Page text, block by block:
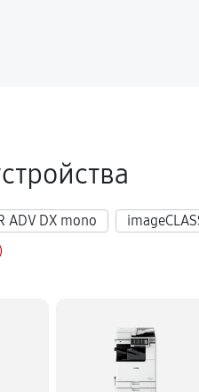
ADV DX mono